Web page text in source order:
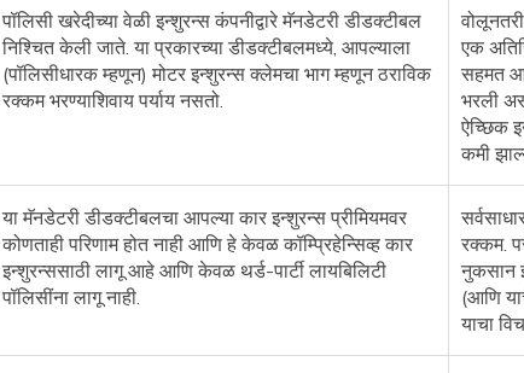
पॉलिसी खरेदीच्या वेळी इन्शुरन्स कंपनीद्वारे मॅनडेटरी डीडक्टीबल
निश्चित केली जाते. या प्रकारच्या डीडक्टीबलमध्ये, आपल्याला
(पॉलिसीधारक म्हणून) मोटर इन्शुरन्स क्लेमचा भाग म्हणून ठराविक
रक्कम भरण्याशिवाय पर्याय नसतो.
एक
सहमत
भरली
ऐच्छिक
कमी
या मॅनडेटरी डीडक्टीबलचा आपल्या कार इन्शुरन्स प्रीमियमवर
कोणताही परिणाम होत नाही आणि हे केवळ कॉम्प्रिहेन्सिव्ह कार
इन्शुरन्ससाठी लागू आहे आणि केवळ थर्ड-पार्टी लायबिलिटी
पॉलिसींना लागू नाही.
रक्कम.
नुकसान
(आणि
याचा